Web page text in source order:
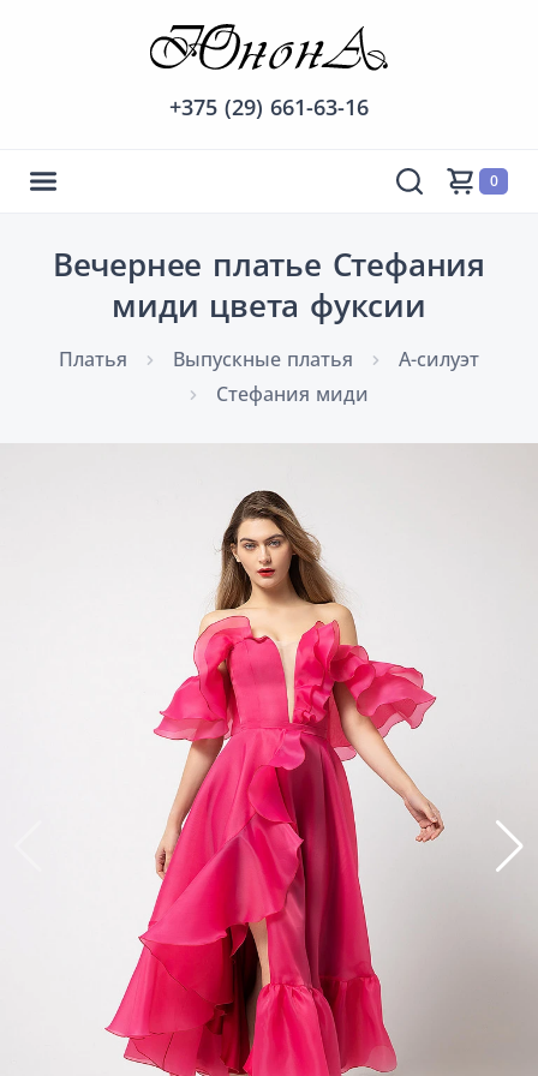
+375 (29) 661-63-16
0
Вечернее платье Стефания
миди цвета фуксии
Платья Выпускные платья
А-силуэт
Стефания миди